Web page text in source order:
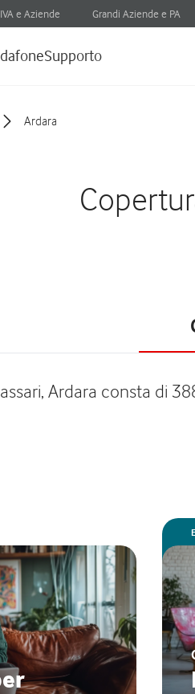
e Aziende Grandi Aziende e PA
Supporto
Ardara
Ardara consta di